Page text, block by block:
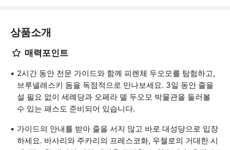
상품소개
매력포인트
2시간 동안 전문 가이드와 함께 피렌체 두오모를 탐험하고,
브루넬레스키 돔을 독점적으로 만나보세요. 3일 동안 줄을
설 필요 없이 세례당과 오페라 델 두오모 박물관을 둘러볼
수 있는 패스도 준비되어 있습니다.
가이드의 안내를 받아 줄을 서지 않고 바로 대성당으로 입장
하세요. 바사리와 주카리의 프레스코화, 우첼로의 거대한 시